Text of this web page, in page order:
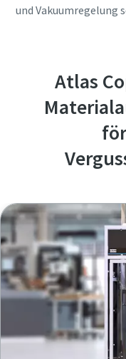
und Vakuumregelung
Atlas